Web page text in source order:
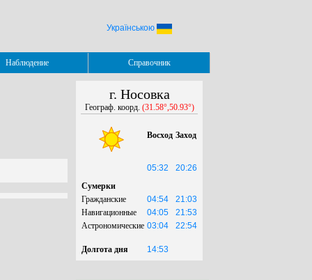
Українською
Наблюдение Справочник
г. Носовка
Географ. коорд. (31.58°,50.93°)
Восход Заход
05:32
20:26
Сумерки
Гражданские
04:54
21:03
Навигационные
04:05
21:53
Астрономические 03:04 22:54
Долгота дня 14:53